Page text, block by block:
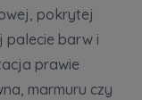
pokrytej
palecie barw i
prawie
marmuru czy